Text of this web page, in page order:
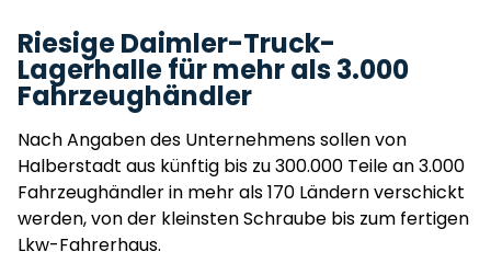
Riesige Daimler-Truck-
Lagerhalle für mehr als 3.000
Fahrzeughändler
Nach Angaben des Unternehmens sollen von
Halberstadt aus künftig bis zu 300.000 Teile an 3.000
Fahrzeughändler in mehr als 170 Ländern verschickt
werden, von der kleinsten Schraube bis zum fertigen
Lkw-Fahrerhaus.